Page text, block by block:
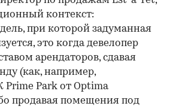
контекст:
при которой задуманная
это когда девелопер
арендаторов, сдавая
(как, например,
Park от Optima
продавая помещения под